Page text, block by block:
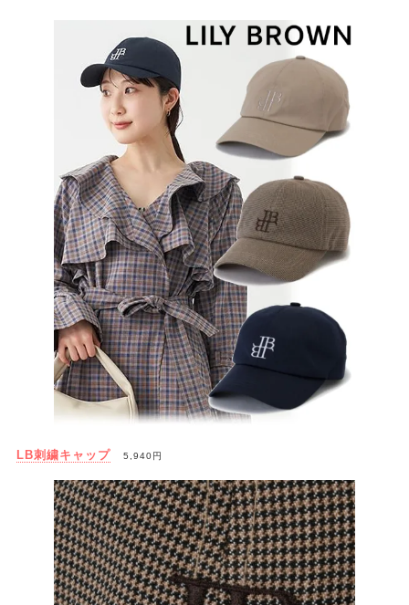
LB刺繍キャップ 5,940円